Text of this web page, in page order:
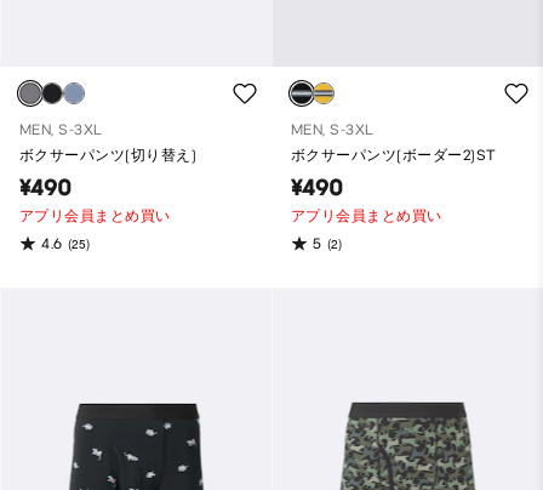
MEN, S-3XL
ボクサーパンツ(切り替え)
¥490
アプリ会員まとめ買い
4.6 (25)
MEN, S-3XL
ボクサーパンツ(ボーダー2)ST
¥490
アプリ会員まとめ買い
5 (2)